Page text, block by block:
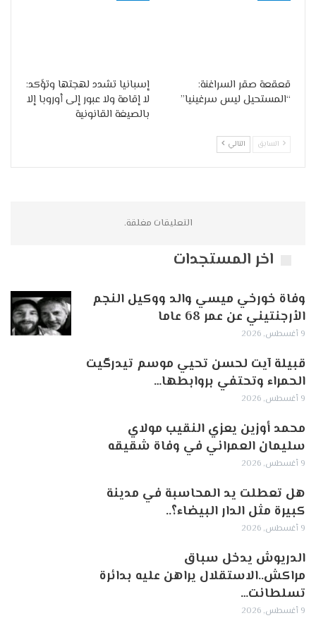
قعقعة صقر السراغنة:
“المستحيل ليس سرغينيا”
إسبانيا تشدد لهجتها وتؤكد:
لا إقامة ولا عبور إلى أوروبا إلا
بالصيغة القانونية
السابق التالي
التعليقات مغلقة.
اخر المستجدات
وفاة خورخي ميسي والد ووكيل النجم
الأرجنتيني عن عمر 68 عاما
9 أغسطس, 2026
قبيلة آيت لحسن تحيي موسم تيدرگيت
الحمراء وتحتفي بروابطها…
9 أغسطس, 2026
محمد أوزين يعزي النقيب مولاي
سليمان العمراني في وفاة شقيقه
9 أغسطس, 2026
هل تعطلت يد المحاسبة في مدينة
كبيرة مثل الدار البيضاء؟..
9 أغسطس, 2026
الدريوش يدخل سباق
مراكش..الاستقلال يراهن عليه بدائرة
تسلطانت…
9 أغسطس, 2026